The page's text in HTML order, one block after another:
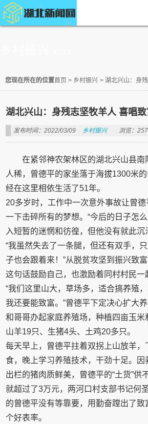
您现在所在的位置首页 > 乡村振兴 > 湖北兴山：身
湖北兴山：身残志坚牧羊人 喜唱
发布时间：2022/03/09 乡村振兴 浏览：257
在紧邻神农架林区的湖北兴山县南
人稀，曾德平的家坐落于海拔1300米
经在这里相依生活了51年。
20多岁时，工作中一次意外事故让曾
一下击碎所有的梦想。“今后的日子怎
入短暂的迷惘和彷徨，但他没有就此沉
“我虽然失去了一条腿，但还有双手，
子也会跟着来！”从脱贫攻坚到振兴致
这句话鼓励自己，也激励着同村村民一
“我们这里山大，草场多，适合搞养殖
我还要能致富。”曾德平下定决心扩大
和哥哥办起家庭养殖场，种植四亩玉米
山羊19只、生猪4头、土鸡20多只。
每天早上，曾德平拄着双拐上山放羊，
食，晚上学习养殖技术，干劲十足。因
出栏的猪肉质鲜美，曾德平的“土货”供
就超过了3万元，两河口村支部书记何
的曾德平没有等靠要，用勤奋蹚出了
个好表率。